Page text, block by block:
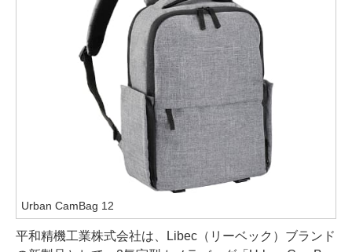
Urban CamBag 12
平和精機工業株式会社は、Libec（リーベック）ブランド